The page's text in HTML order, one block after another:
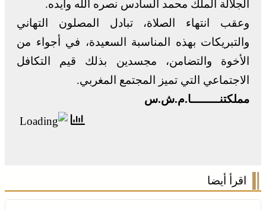
الجلالة الملك محمد السادس نصره الله وأيده.
وعقب انتهاء الصلاة، تبادل المصلون التهاني
والتبريكات بهذه المناسبة السعيدة، في أجواء من
الأخوة والتضامن، مجسدين بذلك قيم التكافل
الاجتماعي التي تميز المجتمع المغربي.
مملكتنــــــــا.م.ش.س
اقرأ أيضا